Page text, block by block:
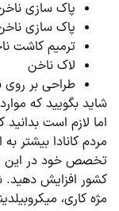
پاک سازی
پاک سازی
ترمیم کاشت
لاک ناخن
طراحی بر روی
شاید بگویید که
تخصص خود در این
کشور افزایش دهید.
مژه کاری،